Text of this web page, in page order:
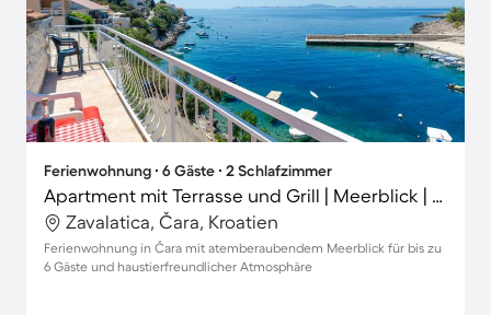
Ferienwohnung ∙ 6 Gäste ∙ 2 Schlafzimmer
Apartment mit Terrasse und Grill | Meerblick | Haustiere erlaubt
Zavalatica, Čara, Kroatien
Ferienwohnung in Čara mit atemberaubendem Meerblick für bis zu
6 Gäste und haustierfreundlicher Atmosphäre